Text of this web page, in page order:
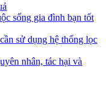
sống gia đình bạn tốt
sử dụng hệ thống lọc
nhân, tác hại và